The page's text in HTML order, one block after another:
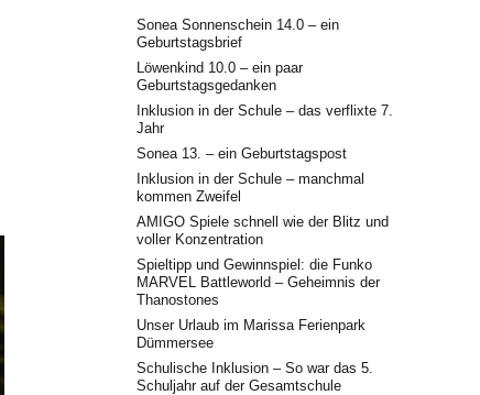
Sonea Sonnenschein 14.0 – ein
Geburtstagsbrief
Löwenkind 10.0 – ein paar
Geburtstagsgedanken
Inklusion in der Schule – das verflixte 7.
Jahr
Sonea 13. – ein Geburtstagspost
Inklusion in der Schule – manchmal
kommen Zweifel
AMIGO Spiele schnell wie der Blitz und
voller Konzentration
Spieltipp und Gewinnspiel: die Funko
MARVEL Battleworld – Geheimnis der
Thanostones
Unser Urlaub im Marissa Ferienpark
Dümmersee
Schulische Inklusion – So war das 5.
Schuljahr auf der Gesamtschule